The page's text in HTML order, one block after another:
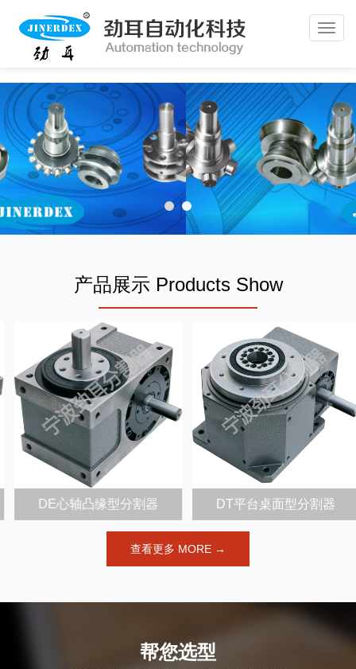
产品展示 Products Show
DE心轴凸缘型分割器 DT平台桌面型分割器
查看更多 MORE →
帮您选型